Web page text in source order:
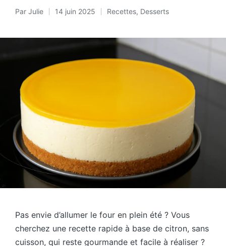
Posté
Par Julie 14 juin 2025
Posted
Recettes, Desserts
Pas envie d’allumer le four en plein été ? Vous
cherchez une recette rapide à base de citron, sans
cuisson, qui reste gourmande et facile à réaliser ?